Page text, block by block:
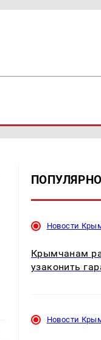
Новости
Крымчанам
узаконить
Новости